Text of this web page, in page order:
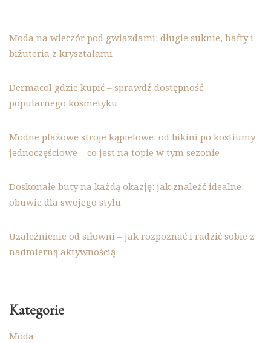
Moda na wieczór pod gwiazdami: długie suknie, hafty i
biżuteria z kryształami
Dermacol gdzie kupić – sprawdź dostępność
popularnego kosmetyku
Modne plażowe stroje kąpielowe: od bikini po kostiumy
jednoczęściowe – co jest na topie w tym sezonie
Doskonałe buty na każdą okazję: jak znaleźć idealne
obuwie dla swojego stylu
Uzależnienie od siłowni – jak rozpoznać i radzić sobie z
nadmierną aktywnością
Kategorie
Moda